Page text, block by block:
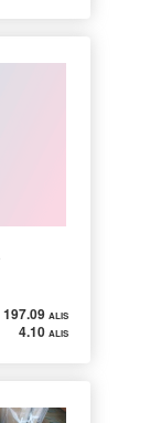
197.09 ALIS
4.10 ALIS